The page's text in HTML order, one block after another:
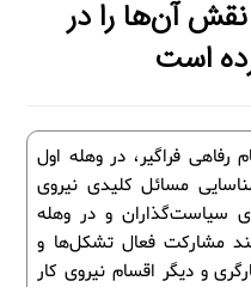
آن‌ها را در
است
رفاهی فراگیر، در وهله اول
مسائل کلیدی نیروی
سیاست‌گذاران و در وهله
مشارکت فعال تشکل‌ها و
و دیگر اقسام نیروی کار